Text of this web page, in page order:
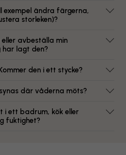
exempel ändra färgerna,
storleken)?
avbeställa min
lagt den?
den i ett stycke?
där våderna möts?
i ett badrum, kök eller
fuktighet?